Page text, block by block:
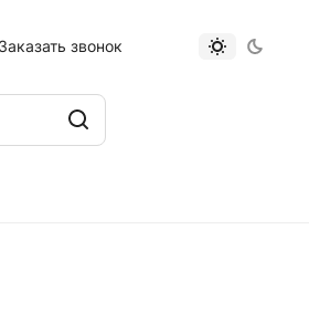
Заказать звонок